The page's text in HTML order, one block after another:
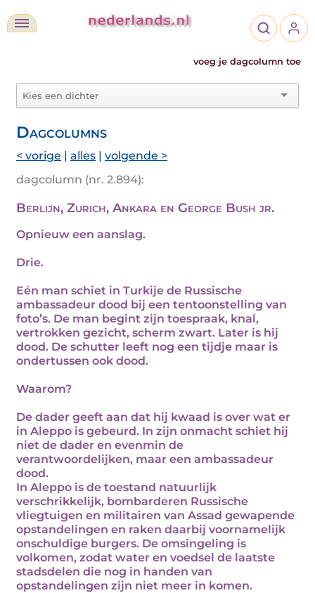
voeg je dagcolumn toe
Dagcolumns
< vorige | alles | volgende >
dagcolumn (nr. 2.894):
Berlijn, Zurich, Ankara en George Bush jr.
Opnieuw een aanslag.
Drie.
Eén man schiet in Turkije de Russische
ambassadeur dood bij een tentoonstelling van
foto’s. De man begint zijn toespraak, knal,
vertrokken gezicht, scherm zwart. Later is hij
dood. De schutter leeft nog een tijdje maar is
ondertussen ook dood.
Waarom?
De dader geeft aan dat hij kwaad is over wat er
in Aleppo is gebeurd. In zijn onmacht schiet hij
niet de dader en evenmin de
verantwoordelijken, maar een ambassadeur
dood.
In Aleppo is de toestand natuurlijk
verschrikkelijk, bombarderen Russische
vliegtuigen en militairen van Assad gewapende
opstandelingen en raken daarbij voornamelijk
onschuldige burgers. De omsingeling is
volkomen, zodat water en voedsel de laatste
stadsdelen die nog in handen van
opstandelingen zijn niet meer in komen.